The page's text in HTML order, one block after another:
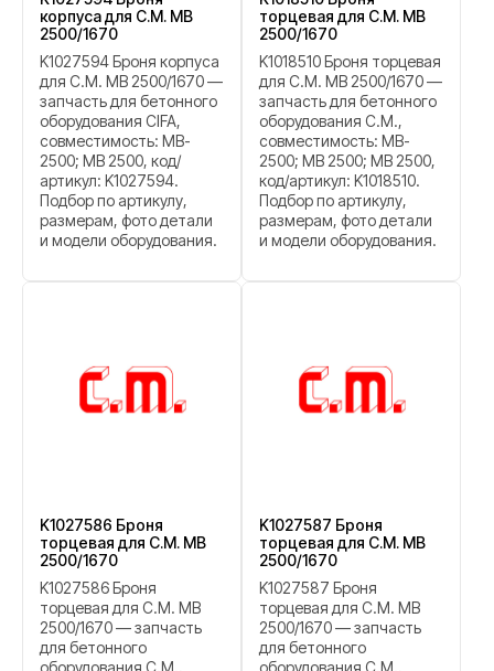
корпуса для C.M. MB
2500/1670
K1027594 Броня корпуса
для C.M. MB 2500/1670 —
запчасть для бетонного
оборудования CIFA,
совместимость: MB-
2500; MB 2500, код/
артикул: K1027594.
Подбор по артикулу,
размерам, фото детали
и модели оборудования.
торцевая для C.M. MB
2500/1670
K1018510 Броня торцевая
для C.M. MB 2500/1670 —
запчасть для бетонного
оборудования C.M.,
совместимость: MB-
2500; МВ 2500; MB 2500,
код/артикул: K1018510.
Подбор по артикулу,
размерам, фото детали
и модели оборудования.
K1027586 Броня
торцевая для C.M. MB
2500/1670
K1027586 Броня
торцевая для C.M. MB
2500/1670 — запчасть
для бетонного
оборудования C.M.,
K1027587 Броня
торцевая для C.M. MB
2500/1670
K1027587 Броня
торцевая для C.M. MB
2500/1670 — запчасть
для бетонного
оборудования C.M.,